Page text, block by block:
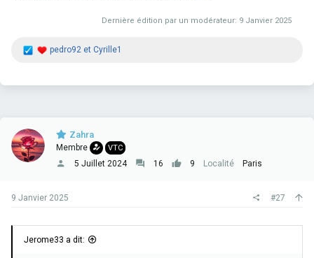
Dernière édition par un modérateur: 9 Janvier 2025
R
pedro92 et Cyrille1
Zahra
Membre VTC
5 Juillet 2024 16 9 Localité Paris
9 Janvier 2025 #27
Jerome33 a dit: